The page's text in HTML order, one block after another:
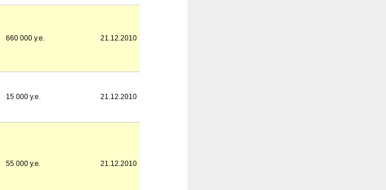
660 000 у.е. 21.12.2010
15 000 у.е. 21.12.2010
55 000 у.е. 21.12.2010